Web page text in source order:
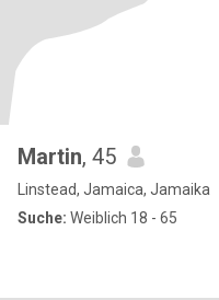
Martin, 45
Linstead, Jamaica, Jamaika
Suche: Weiblich 18 - 65